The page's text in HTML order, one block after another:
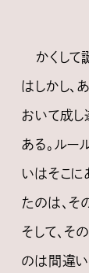
かくして
はしかし、
おいて成
ある。ルー
いはそこに
たのは、そ
そして、
のは間違い